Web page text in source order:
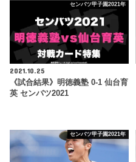
センバツ甲子園2021年
2021.10.25
《試合結果》明徳義塾 0-1 仙台育
英 センバツ2021
センバツ甲子園2021年